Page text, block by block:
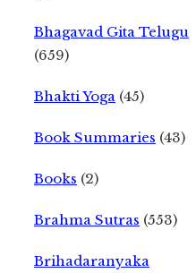
Bhagavad Gita Telugu
(659)
Bhakti Yoga (45)
Book Summaries (43)
Books (2)
Brahma Sutras (553)
Brihadaranyaka